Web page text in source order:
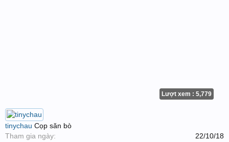
Lượt xem : 5,779
tinychau Cọp săn bò
Tham gia ngày:
22/10/18